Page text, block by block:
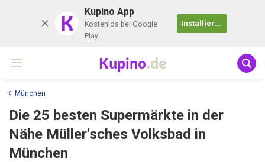
K Kupino App
Kostenlos bei Google
Play
Installieren
Kupino.de
München
Die 25 besten Supermärkte in der
Nähe Müller'sches Volksbad in
München